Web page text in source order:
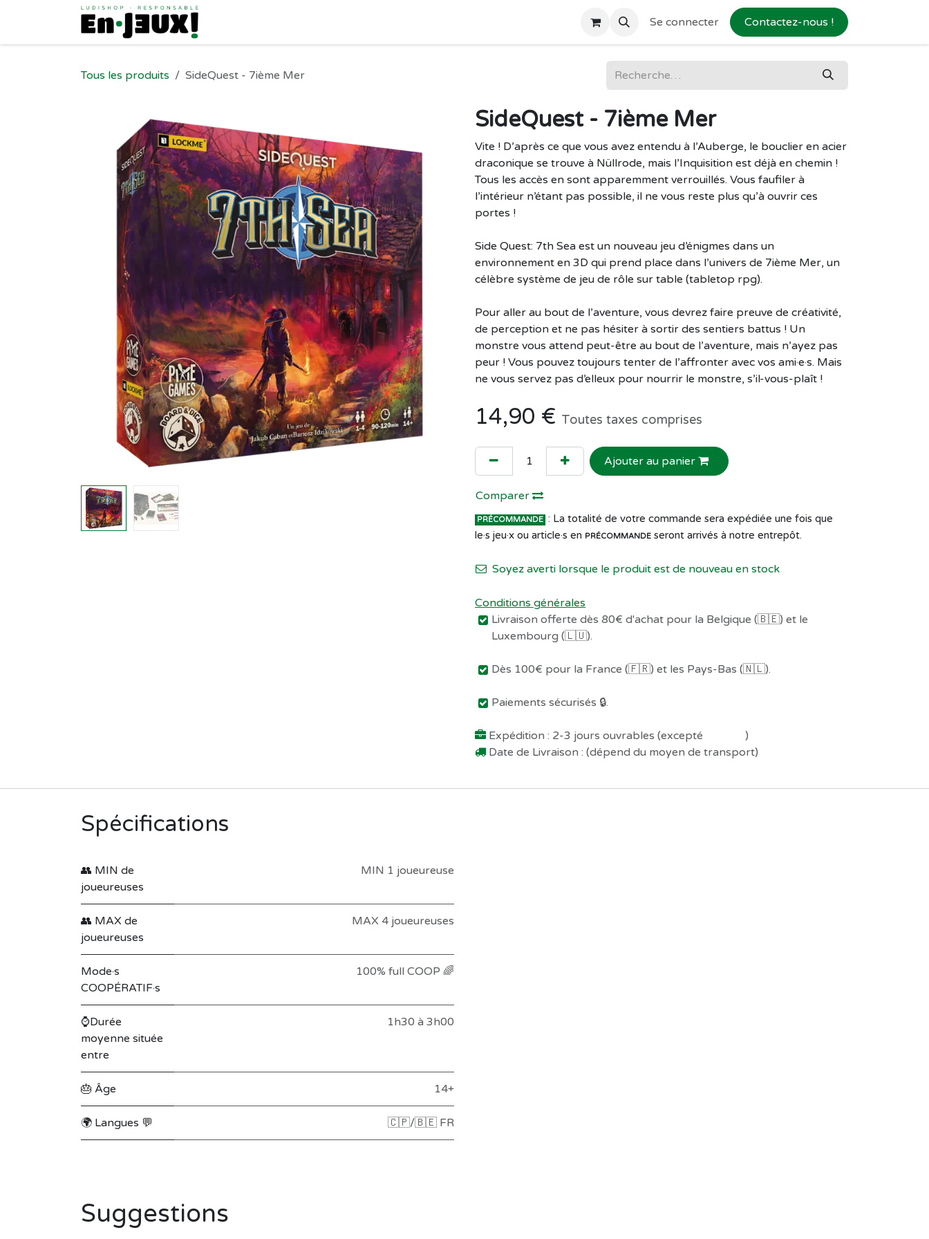
Se rendre au contenu
Se connecter Contactez-nous !
Tous les produits SideQuest - 7ième Mer
SideQuest - 7ième Mer
Vite ! D’après ce que vous avez entendu à l’Auberge, le bouclier en acier
draconique se trouve à Nüllrode, mais l’Inquisition est déjà en chemin !
Tous les accès en sont apparemment verrouillés. Vous faufiler à
l’intérieur n’étant pas possible, il ne vous reste plus qu’à ouvrir ces
portes !
Side Quest: 7th Sea est un nouveau jeu d’énigmes dans un
environnement en 3D qui prend place dans l’univers de 7ième Mer, un
célèbre système de jeu de rôle sur table (tabletop rpg).
Pour aller au bout de l’aventure, vous devrez faire preuve de créativité,
de perception et ne pas hésiter à sortir des sentiers battus ! Un
monstre vous attend peut-être au bout de l’aventure, mais n’ayez pas
peur ! Vous pouvez toujours tenter de l’affronter avec vos ami·e·s. Mais
ne vous servez pas d’elleux pour nourrir le monstre, s’il-vous-plaît !
14,90 € Toutes taxes comprises
Ajouter au panier
Comparer
PRÉCOMMANDE : La totalité de votre commande sera expédiée une fois que
le·s jeu·x ou article·s en PRÉCOMMANDE seront arrivés à notre entrepôt.
Soyez averti lorsque le produit est de nouveau en stock
Conditions générales
Livraison offerte dès 80€ d'achat pour la Belgique (🇧🇪) et le
Luxembourg (🇱🇺).
Dès 100€ pour la France (🇫🇷) et les Pays-Bas (🇳🇱).
Paiements sécurisés 🔒.
Expédition : 2-3 jours ouvrables (excepté
)
Date de Livraison : (dépend du moyen de transport)
Spécifications
👥 MIN de
joueureuses
MIN 1 joueureuse
👥 MAX de
joueureuses
MAX 4 joueureuses
Mode·s
COOPÉRATIF·s
100% full COOP 🌈
⌚Durée
moyenne située
entre
1h30 à 3h00
🎂 Âge 14+
🌍 Langues 💬 🇨🇵/🇧🇪 FR
Suggestions